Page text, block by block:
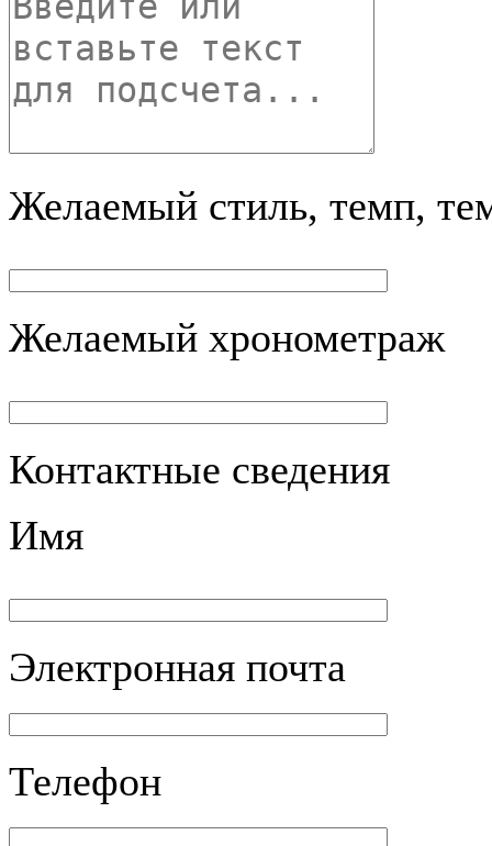
Желаемый стиль, темп,
Желаемый хронометраж
Контактные сведения
Имя
Электронная почта
Телефон